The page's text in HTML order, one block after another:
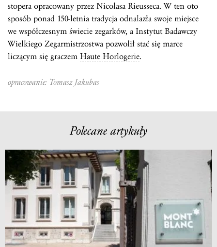
stopera opracowany przez Nicolasa Rieusseca. W ten oto
sposób ponad 150-letnia tradycja odnalazła swoje miejsce
we współczesnym świecie zegarków, a Instytut Badawczy
Wielkiego Zegarmistrzostwa pozwolił stać się marce
liczącym się graczem Haute Horlogerie.
opracowanie: Tomasz Jakubas
Polecane artykuły